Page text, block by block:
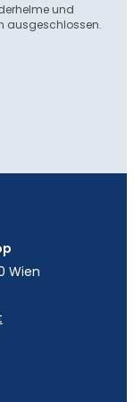
und
ausgeschlossen.
Wien